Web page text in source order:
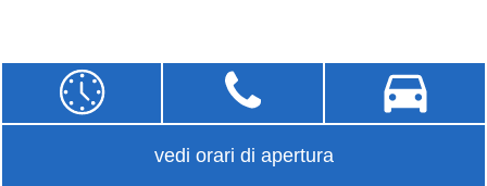
vedi orari di apertura